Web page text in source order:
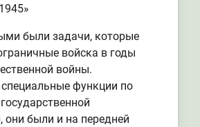
были задачи, которые
войска в годы
войны.
функции по
они были и на передней